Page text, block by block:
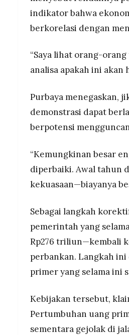
indikator bahwa
berkorelasi dengan
“Saya lihat orang-
analisa apakah ini
Purbaya menegaskan,
demonstrasi dapat
berpotensi
“Kemungkinan besar
diperbaiki. Awal tahun
kekuasaan—biayanya
Sebagai langkah
pemerintah yang
Rp276 triliun—kembali
perbankan. Langkah
primer yang selama ini
Kebijakan tersebut,
Pertumbuhan uang
sementara gejolak di